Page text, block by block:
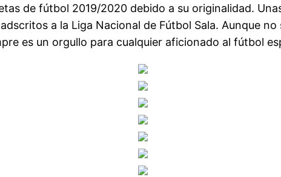
de fútbol 2019/2020 debido a su originalidad.
a la Liga Nacional de Fútbol Sala. Aunque
es un orgullo para cualquier aficionado al fútbol